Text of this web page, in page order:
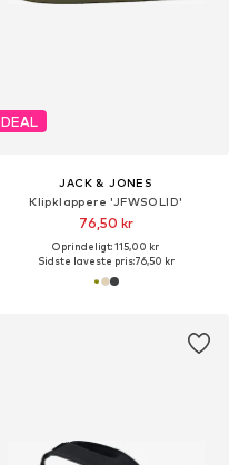
DEAL
JACK & JONES
Klipklappere 'JFWSOLID'
76,50 kr
Oprindeligt: 115,00 kr
Sidste laveste pris:76,50 kr